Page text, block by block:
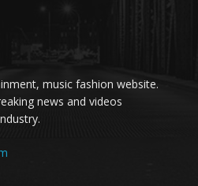
music fashion website.
news and videos